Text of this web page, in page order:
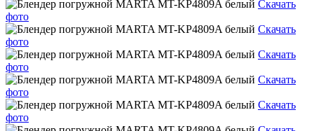
Скачать
фото
Скачать
фото
Скачать
фото
Скачать
фото
Скачать
фото